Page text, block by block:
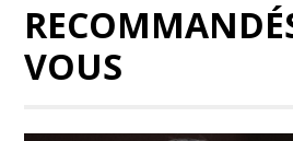
VOUS